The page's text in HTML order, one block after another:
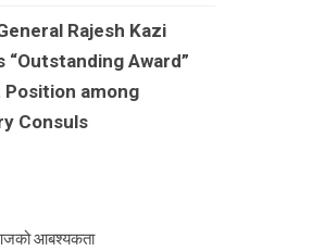
Rajesh Kazi
Award”
among
Consuls
आबश्यकता